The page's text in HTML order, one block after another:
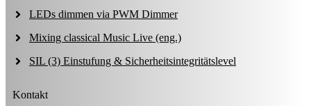
LEDs dimmen via PWM Dimmer
Mixing classical Music Live (eng.)
SIL (3) Einstufung & Sicherheitsintegritätslevel
Kontakt